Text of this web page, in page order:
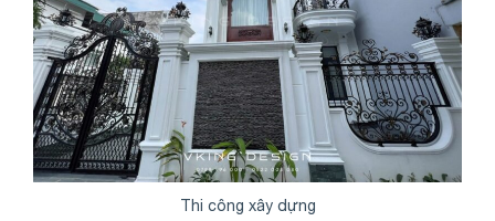
Thi công xây dựng